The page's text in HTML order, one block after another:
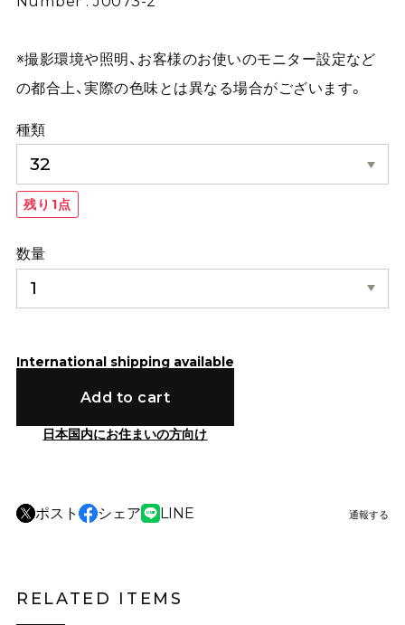
※撮影環境や照明、お客様のお使いのモニター設定など
の都合上、実際の色味とは異なる場合がございます。
種類
残り1点
数量
International shipping available
Add to cart
日本国内にお住まいの方向け
ポスト シェア LINE 通報する
RELATED ITEMS